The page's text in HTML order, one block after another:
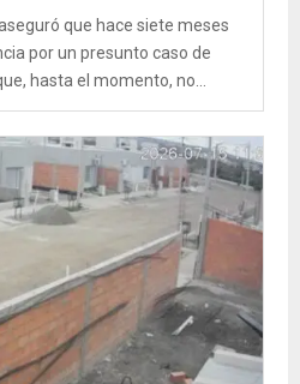
que hace siete meses
por un presunto caso de
hasta el momento, no...